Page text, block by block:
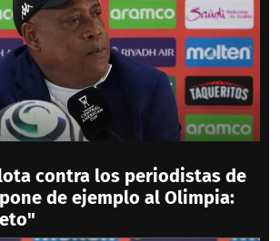
contra los periodistas de
de ejemplo al Olimpia: